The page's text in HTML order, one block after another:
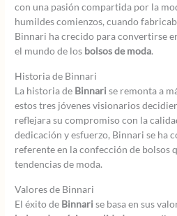
con una pasión compartida por la
humildes comienzos, cuando
Binnari ha crecido para convertirse
el mundo de los bolsos de moda.
Historia de Binnari
La historia de Binnari se remonta a
estos tres jóvenes visionarios
reflejara su compromiso con la
dedicación y esfuerzo, Binnari se ha
referente en la confección de bolsos
tendencias de moda.
Valores de Binnari
El éxito de Binnari se basa en sus